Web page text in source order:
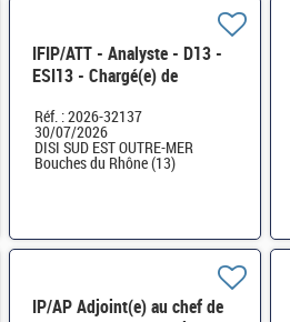
IFIP/ATT - Analyste - D13 -
ESI13 - Chargé(e) de
Informatique H/F
Réf. : 2026-32137
30/07/2026
DISI SUD EST OUTRE-MER
Bouches du Rhône (13)
IP/AP Adjoint(e) au chef de